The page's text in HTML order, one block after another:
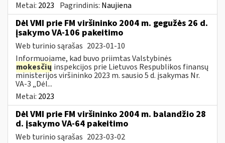
Metai: 2023 Pagrindinis: Naujiena
Dėl VMI prie FM viršininko 2004 m. gegužės 26 d.
įsakymo VA-106 pakeitimo
Web turinio sąrašas 2023-01-10
Informuojame, kad buvo priimtas Valstybinės
mokesčių inspekcijos prie Lietuvos Respublikos finansų
ministerijos viršininko 2023 m. sausio 5 d. įsakymas Nr.
VA-3 „Dėl...
Metai: 2023
Dėl VMI prie FM viršininko 2004 m. balandžio 28
d. įsakymo VA-64 pakeitimo
Web turinio sąrašas 2023-03-02